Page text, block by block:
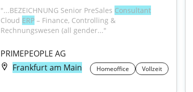
"...BEZEICHNUNG Senior PreSales Consultant
Cloud ERP – Finance, Controlling &
Rechnungswesen (all gender..."
PRIMEPEOPLE AG
Frankfurt am Main
Homeoffice Vollzeit